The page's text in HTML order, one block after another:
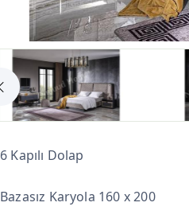
6 Kapılı Dolap
Bazasız Karyola 160 x 200